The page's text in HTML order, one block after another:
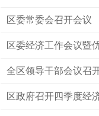
区委常委会召开会议
区委经济工作会议暨
全区领导干部会议召
区政府召开四季度经